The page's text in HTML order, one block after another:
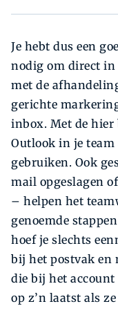
Je hebt dus een
nodig om direct in
met de
gerichte
inbox. Met de hier
Outlook in je
gebruiken. Ook
mail opgeslagen
– helpen het
genoemde
hoef je slechts
bij het postvak en
die bij het
op z’n laatst als